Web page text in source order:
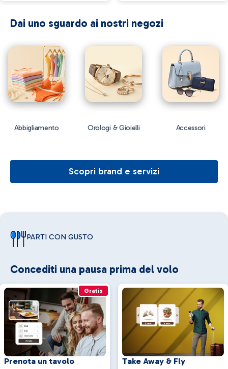
Dai uno sguardo ai nostri negozi
Abbigliamento Orologi & Gioielli Accessori
Scopri brand e servizi
PARTI CON GUSTO
Concediti una pausa prima del volo
Gratis
Prenota un tavolo Take Away & Fly